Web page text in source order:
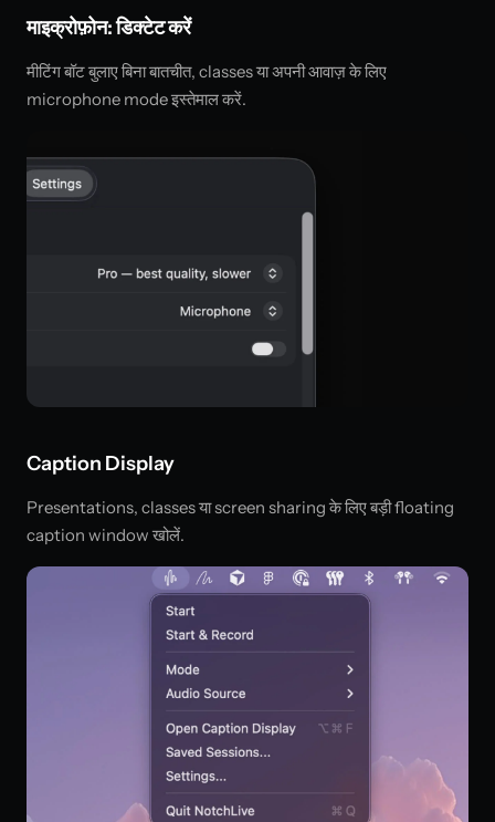
माइक्रोफ़ोन: डिक्टेट करें
मीटिंग बॉट बुलाए बिना बातचीत, classes या अपनी आवाज़ के लिए
microphone mode इस्तेमाल करें.
Caption Display
Presentations, classes या screen sharing के लिए बड़ी floating
caption window खोलें.